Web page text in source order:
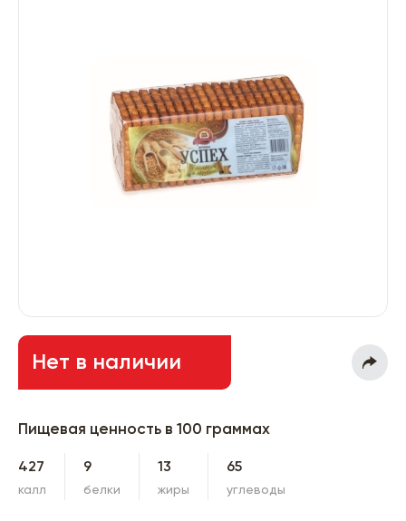
Нет в наличии
Пищевая ценность в 100 граммах
427
калл
9
белки
13
жиры
65
углеводы